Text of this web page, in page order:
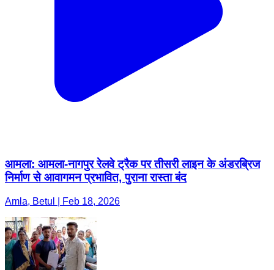
आमला: आमला-नागपुर रेलवे ट्रैक पर तीसरी लाइन के अंडरब्रिज
निर्माण से आवागमन प्रभावित, पुराना रास्ता बंद
Amla, Betul | Feb 18, 2026